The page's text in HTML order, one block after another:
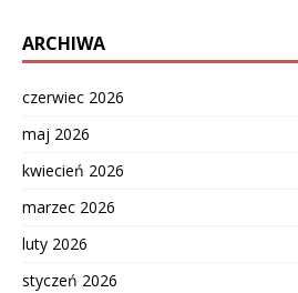
ARCHIWA
czerwiec 2026
maj 2026
kwiecień 2026
marzec 2026
luty 2026
styczeń 2026